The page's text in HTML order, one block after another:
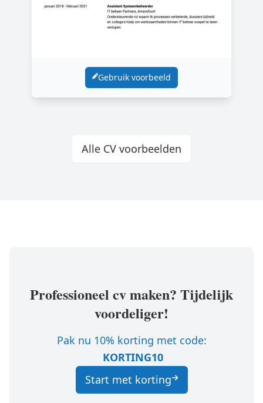
Gebruik voorbeeld
Alle CV voorbeelden
Professioneel cv maken? Tijdelijk
voordeliger!
Pak nu 10% korting met code:
KORTING10
Start met korting